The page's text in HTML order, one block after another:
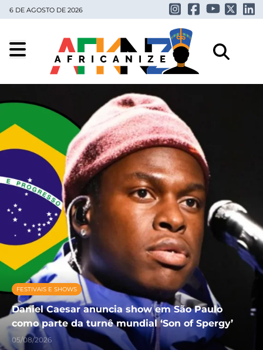
6 DE AGOSTO DE 2026
FESTIVAIS E SHOWS
Daniel Caesar anuncia show em São Paulo
como parte da turnê mundial ‘Son of Spergy’
05/08/2026